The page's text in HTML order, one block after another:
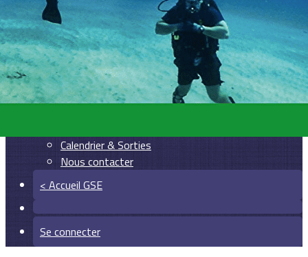
Accueil▴▾
La section▴▾
Présentation
Moniteurs
Calendrier & Sorties
Nous contacter
< Accueil GSE
Se connecter